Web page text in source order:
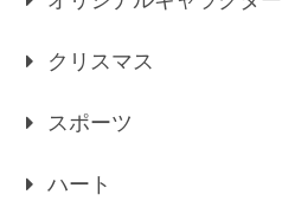
クリスマス
スポーツ
ハート